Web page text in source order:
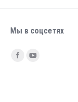
Мы в соцсетях
Найдите нас:
FacebookYouTube